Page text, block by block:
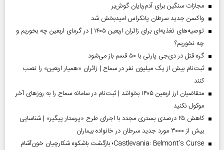
مجازات سنگین برای آدم‌ربایان گوش‌بر
واکسن جدید سرطان پانکراس امیدبخش شد
توصیه‌های تغذیه‌ای برای زائران اربعین ۱۴۰۵ | در گرمای اربعین چه بخوریم و
چه نخوریم؟
گره قتل در دی‌جی پارتی با ۵۰ قسم باز می‌شود
ثبت‌نام بیش از یک میلیون نفر در سماح | زائران «همیار اربعین» را نصب
کنند
متقاضیان ارز اربعین ۱۴۰۵ بخوانند | ثبت‌نام در سامانه سماح را به روز‌های آخر
موکول نکنید
کاهش ۲۵ درصدی بستری مجدد با اجرای طرح «پرستار پیگیر» | شناسایی
بیش از ۳۰۰۰ مورد جدید سرطان در خانواده بیماران
Castlevania: Belmont’s Curse؛ بازگشت باشکوه شکارچیان خون‌آشام